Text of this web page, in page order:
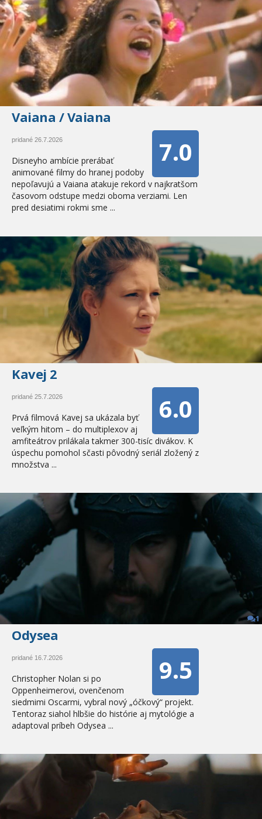
Vaiana / Vaiana
7.0
pridané 26.7.2026
Disneyho ambície prerábať
animované filmy do hranej podoby
nepoľavujú a Vaiana atakuje rekord v najkratšom
časovom odstupe medzi oboma verziami. Len
pred desiatimi rokmi sme ...
Kavej 2
6.0
pridané 25.7.2026
Prvá filmová Kavej sa ukázala byť
veľkým hitom – do multiplexov aj
amfiteátrov prilákala takmer 300-tisíc divákov. K
úspechu pomohol sčasti pôvodný seriál zložený z
množstva ...
1
Odysea
9.5
pridané 16.7.2026
Christopher Nolan si po
Oppenheimerovi, ovenčenom
siedmimi Oscarmi, vybral nový „óčkový“ projekt.
Tentoraz siahol hlbšie do histórie aj mytológie a
adaptoval príbeh Odysea ...